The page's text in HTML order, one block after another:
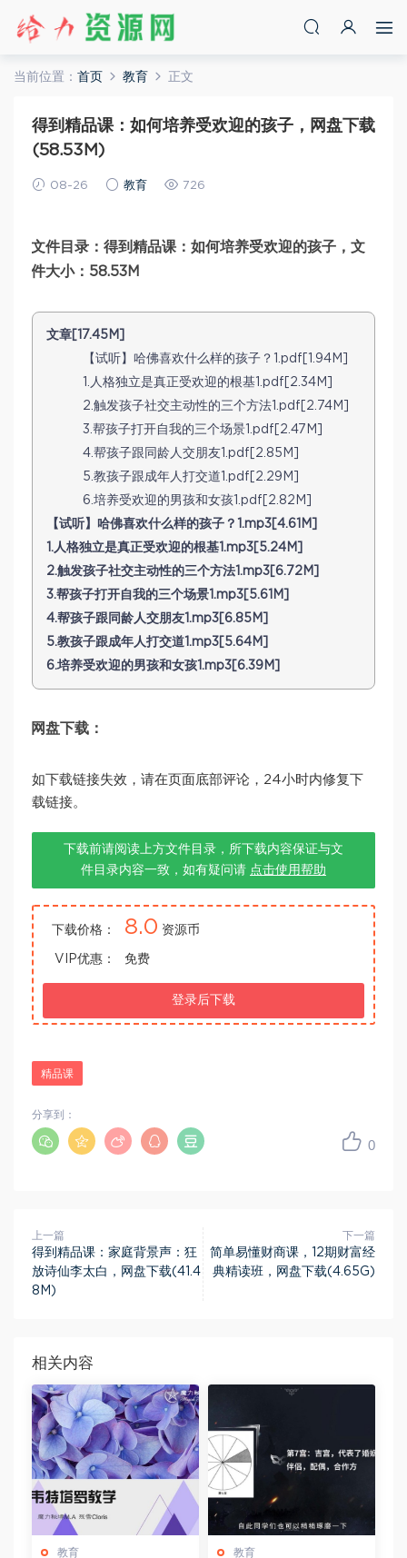
当前位置： 首页 教育 正文
得到精品课：如何培养受欢迎的孩子，网盘下载
(58.53M)
08-26 教育 726
文件目录：得到精品课：如何培养受欢迎的孩子，文
件大小：58.53M
文章[17.45M]
【试听】哈佛喜欢什么样的孩子？1.pdf[1.94M]
1.人格独立是真正受欢迎的根基1.pdf[2.34M]
2.触发孩子社交主动性的三个方法1.pdf[2.74M]
3.帮孩子打开自我的三个场景1.pdf[2.47M]
4.帮孩子跟同龄人交朋友1.pdf[2.85M]
5.教孩子跟成年人打交道1.pdf[2.29M]
6.培养受欢迎的男孩和女孩1.pdf[2.82M]
【试听】哈佛喜欢什么样的孩子？1.mp3[4.61M]
1.人格独立是真正受欢迎的根基1.mp3[5.24M]
2.触发孩子社交主动性的三个方法1.mp3[6.72M]
3.帮孩子打开自我的三个场景1.mp3[5.61M]
4.帮孩子跟同龄人交朋友1.mp3[6.85M]
5.教孩子跟成年人打交道1.mp3[5.64M]
6.培养受欢迎的男孩和女孩1.mp3[6.39M]
网盘下载：
如下载链接失效，请在页面底部评论，24小时内修复下
载链接。
下载前请阅读上方文件目录，所下载内容保证与文
件目录内容一致，如有疑问请 点击使用帮助
下载价格： 8.0 资源币
VIP优惠： 免费
登录后下载
精品课
0
分享到：
上一篇
得到精品课：家庭背景声：狂
放诗仙李太白，网盘下载(41.4
8M)
下一篇
简单易懂财商课，12期财富经
典精读班，网盘下载(4.65G)
相关内容
教育 教育